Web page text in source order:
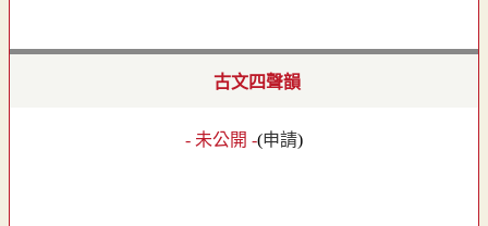
古文四聲韻
- 未公開 -(申請)